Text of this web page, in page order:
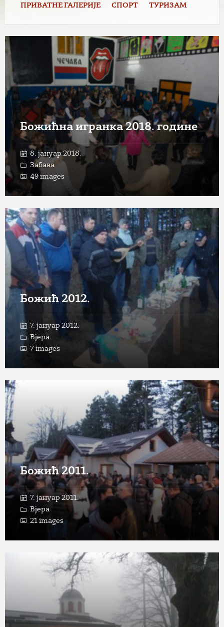
ПРИВАТНЕ ГАЛЕРИЈЕ СПОРТ ТУРИЗАМ
Божићна игранка 2018. године
8. јануар 2018.
Забава
49 images
Open
Gallery
Божић 2012.
7. јануар 2012.
Вјера
7 images
Open
Gallery
Божић 2011.
7. јануар 2011.
Вјера
21 images
Open
Gallery